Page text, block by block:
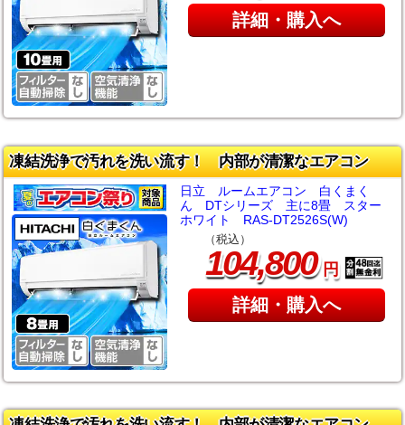
詳細・購入へ
凍結洗浄で汚れを洗い流す！ 内部が清潔なエアコン
日立 ルームエアコン 白くまく
ん DTシリーズ 主に8畳 スター
ホワイト RAS-DT2526S(W)
（税込）
104,800円
詳細・購入へ